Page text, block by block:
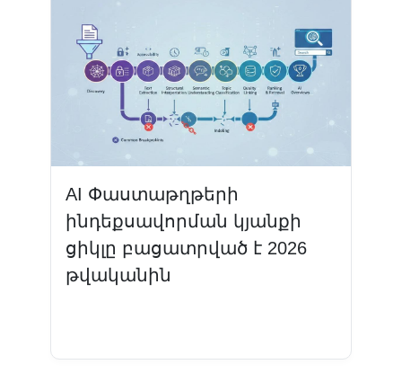
AI Փաստաթղթերի
ինդեքսավորման կյանքի
ցիկլը բացատրված է 2026
թվականին